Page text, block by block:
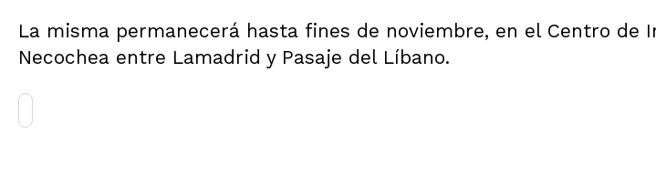
La misma permanecerá hasta fines de noviembre, en el Centro de
Necochea entre Lamadrid y Pasaje del Líbano.